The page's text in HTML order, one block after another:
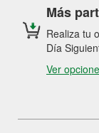
Más
Realiza tu
Día
Ver